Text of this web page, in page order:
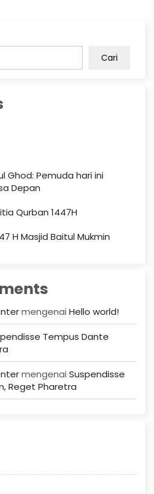
Cari
Ghod: Pemuda hari ini
Depan
Qurban 1447H
H Masjid Baitul Mukmin
mengenai Hello world!
Tempus Dante
mengenai Suspendisse
Reget Pharetra